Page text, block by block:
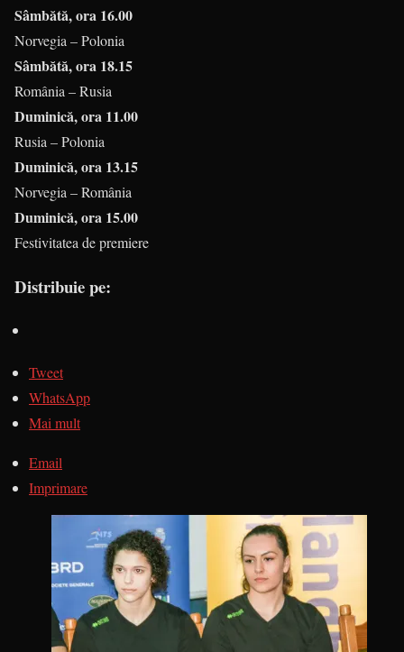
Sâmbătă, ora 16.00
Norvegia – Polonia
Sâmbătă, ora 18.15
România – Rusia
Duminică, ora 11.00
Rusia – Polonia
Duminică, ora 13.15
Norvegia – România
Duminică, ora 15.00
Festivitatea de premiere
Distribuie pe:
Tweet
WhatsApp
Mai mult
Email
Imprimare